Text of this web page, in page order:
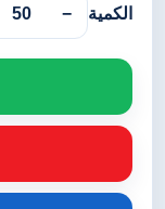
الكمية −
50